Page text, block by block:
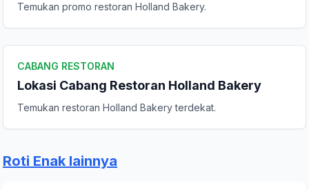
Temukan promo restoran Holland Bakery.
CABANG RESTORAN
Lokasi Cabang Restoran Holland Bakery
Temukan restoran Holland Bakery terdekat.
Roti Enak lainnya
Kirim Ulasan